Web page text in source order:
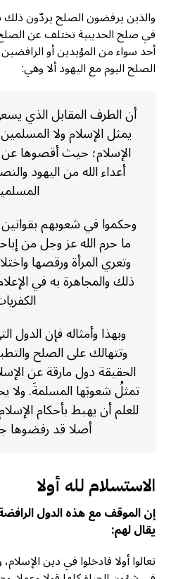
والذين يرفضون الصلح يردّون
في صلح الحديبية تختلف عن
أحد سواء من المؤيدين أو
الصلح اليوم مع اليهود ألا وهي:
أن الطرف المقابل الذي
يمثل الإسلام ولا
الإسلام؛ حيث أقصوها عن
أعداء الله من اليهود
وحكموا في شعوبهم
ما حرم الله عز وجل من
وتعري المرأة ورقصها
ذلك والمجاهرة به في
وبهذا وأمثاله فإن الدول
وتتهالك على الصلح
الحقيقة دول مارقة عن
تمثلُ شعوبَها المسلمةَ.
للعلم أن يهبط بأحكام
أصلا قد رفضوها
الاستسلام لله أولا
إن الموقف مع هذه الدول
يقال لهم:
تعالوا أولا فادخلوا في دين